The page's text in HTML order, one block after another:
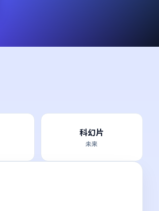
科幻片
未来